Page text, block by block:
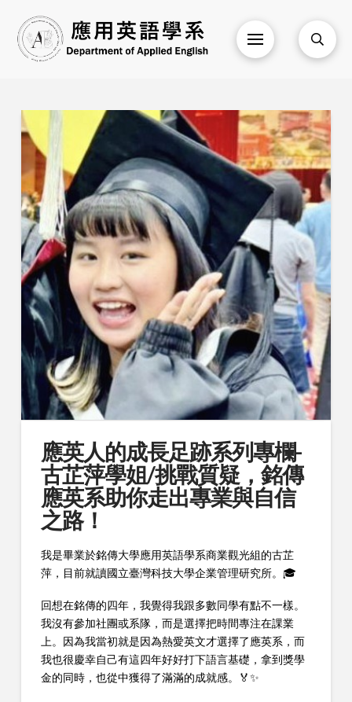
應英人的成長足跡系列專欄-
古芷萍學姐/挑戰質疑，銘傳
應英系助你走出專業與自信
之路！
我是畢業於銘傳大學應用英語學系商業觀光組的古芷
萍，目前就讀國立臺灣科技大學企業管理研究所。🎓
回想在銘傳的四年，我覺得我跟多數同學有點不一樣。
我沒有參加社團或系隊，而是選擇把時間專注在課業
上。因為我當初就是因為熱愛英文才選擇了應英系，而
我也很慶幸自己有這四年好好打下語言基礎，拿到獎學
金的同時，也從中獲得了滿滿的成就感。🏅✨